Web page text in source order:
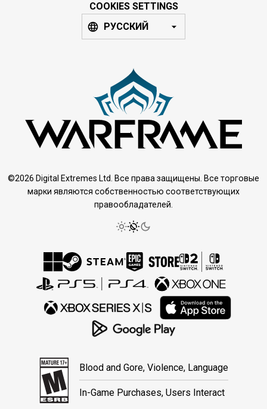
COOKIES SETTINGS
РУССКИЙ
©2026 Digital Extremes Ltd. Все права защищены. Все торговые
марки являются собственностью соответствующих
правообладателей.
Blood and Gore, Violence, Language
In-Game Purchases, Users Interact